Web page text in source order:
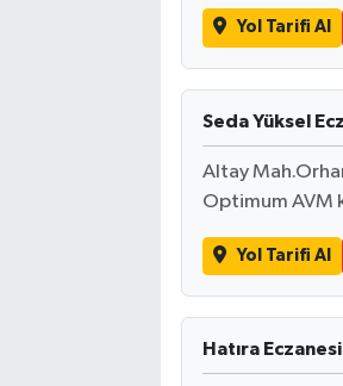
Yol Tarifi Al
Seda Yüksel
Altay
Optimum AVM
Yol Tarifi Al
Hatıra Eczanesi